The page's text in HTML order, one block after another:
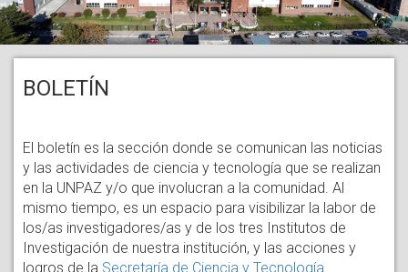
BOLETÍN
El boletín es la sección donde se comunican las noticias
y las actividades de ciencia y tecnología que se realizan
en la UNPAZ y/o que involucran a la comunidad. Al
mismo tiempo, es un espacio para visibilizar la labor de
los/as investigadores/as y de los tres Institutos de
Investigación de nuestra institución, y las acciones y
logros de la Secretaría de Ciencia y Tecnología